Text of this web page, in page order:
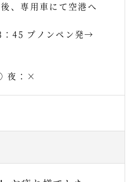
、専用車にて空港へ
：45 プノンペン発→
夜：×